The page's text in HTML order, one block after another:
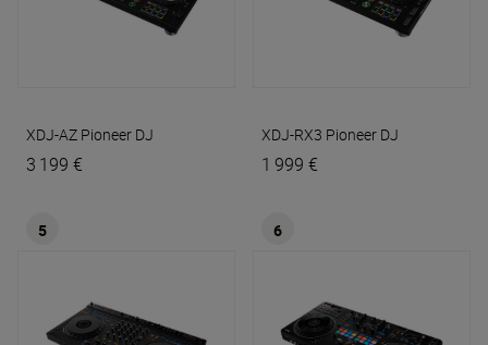
XDJ-AZ Pioneer DJ
3 199 €
XDJ-RX3 Pioneer DJ
1 999 €
5 6